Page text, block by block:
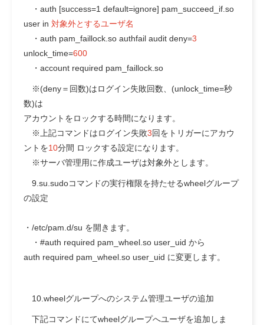
・auth [success=1 default=ignore] pam_succeed_if.so
user in 対象外とするユーザ名
・auth pam_faillock.so authfail audit deny=3
unlock_time=600
・account required pam_faillock.so
※(deny＝回数)はログイン失敗回数、(unlock_time=秒
数)は
アカウントをロックする時間になります。
※上記コマンドはログイン失敗3回をトリガーにアカウ
ントを10分間 ロックする設定になります。
※サーバ管理用に作成ユーザは対象外とします。
9.su.sudoコマンドの実行権限を持たせるwheelグループ
の設定
・/etc/pam.d/su を開きます。
・#auth required pam_wheel.so user_uid から
auth required pam_wheel.so user_uid に変更します。
10.wheelグループへのシステム管理ユーザの追加
下記コマンドにてwheelグループへユーザを追加しま